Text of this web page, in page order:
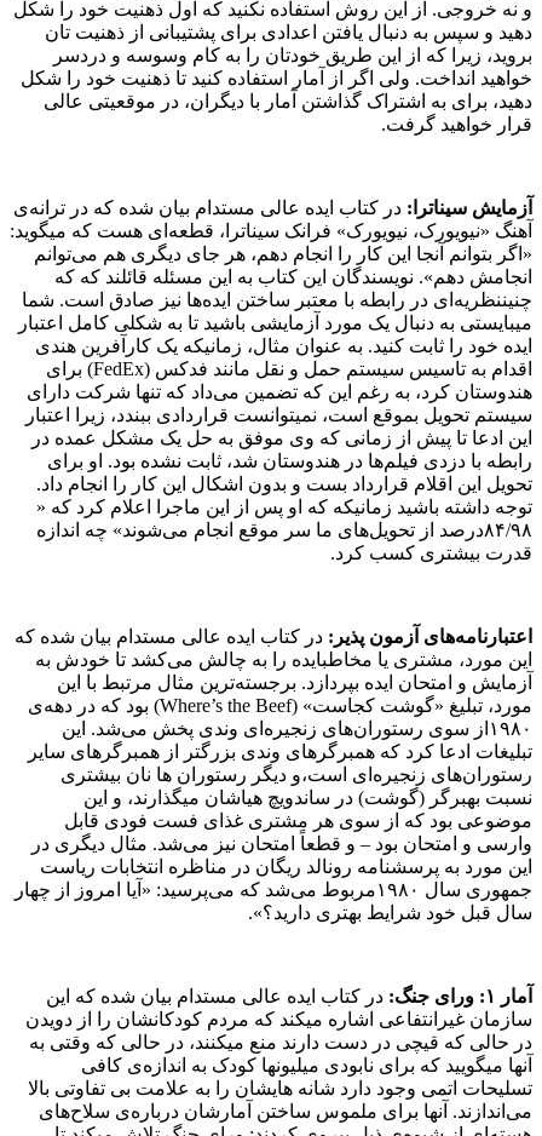
و نه خروجی. از این روش استفاده نکنید که اول ذهنیت خود را شکل
دهید و سپس به دنبال یافتن اعدادی برای پشتیبانی از ذهنیت­ تان
بروید، زیرا که از این طریق خودتان را به کام وسوسه و دردسر
خواهید انداخت. ولی اگر از آمار استفاده کنید تا ذهنیت­ خود را شکل
دهید، برای به اشتراک گذاشتن آمار با دیگران، در موقعیتی عالی
قرار خواهید گرفت.
آزمایش سیناترا : در کتاب ایده عالی مستدام بیان شده که در ترانه­‌ی
آهنگ «نیویورک، نیویورک» فرانک سیناترا، قطعه‌­ای هست که می­گوید:
«اگر بتوانم آنجا این کار را انجام دهم، هر جای دیگری هم می­‌توانم
انجامش دهم». نویسندگان این کتاب به این مسئله قائلند که که
چنیننظریه‌ای در رابطه با معتبر ساختن ایده­‌ها نیز صادق است. شما
می­بایستی به دنبال یک مورد آزمایشی باشید تا به شکلی کامل اعتبار
ایده خود را ثابت کنید. به عنوان مثال، زمانیکه یک کارآفرین هندی
اقدام به تاسیس سیستم حمل و نقل مانند فدکس (FedEx) برای
هندوستان کرد، به رغم این که تضمین می­‌داد که تنها شرکت دارای
سیستم تحویل بموقع است، نمی­توانست قراردادی ببندد، زیرا اعتبار
این ادعا تا پیش از زمانی که وی موفق به حل یک مشکل عمده در
رابطه با دزدی فیلم‌­ها در هندوستان شد، ثابت نشده بود. او برای
تحویل این اقلام قرارداد بست و بدون اشکال این کار را انجام داد.
توجه داشته باشید زمانیکه که او پس از این ماجرا اعلام کرد که «
۸۴/۹۸درصد از تحویل­‌های ما سر موقع انجام می­‌شوند» چه اندازه
قدرت بیشتری کسب کرد.
اعتبارنامه‌­های آزمون پذیر : در کتاب ایده عالی مستدام بیان شده که
این مورد، مشتری یا مخاطبایده را به چالش می­‌کشد تا خودش به
آزمایش و امتحان ایده بپردازد. برجسته‌­ترین مثال مرتبط با این
مورد، تبلیغ «گوشت کجاست» (Where’s the Beef) بود که در دهه‌­ی
۱۹۸۰از سوی رستوران­‌های زنجیره­‌ای وندی پخش می‌­شد. این
تبلیغات ادعا کرد که همبرگرهای وندی بزرگتر از همبرگرهای سایر
رستوران‌­های زنجیر‌ه‌­ای است،و دیگر رستوران ها نان بیشتری
نسبت بهبرگر (گوشت) در ساندویچ­ هیاشان می­گذارند، و این
موضوعی بود که از سوی هر مشتری غذای فست­ فودی قابل
وارسی و امتحان بود – و قطعاً امتحان نیز می­‌شد. مثال دیگری در
این مورد به پرسشنامه­ رونالد ریگان در مناظره­ انتخابات ریاست
جمهوری سال ۱۹۸۰مربوط می­‌شد که می‌­پرسید: «آیا امروز از چهار
سال قبل خود شرایط بهتری دارید؟».
آمار ۱: ورای جنگ: در کتاب ایده عالی مستدام بیان شده که این
سازمان غیرانتفاعی اشاره می­کند که مردم کودکانشان را از دویدن
در حالی که قیچی در دست دارند منع می­کنند، در حالی که وقتی به
آن­ها می­گویید که برای نابودی میلیون­ها کودک به اندازه­‌ی کافی
تسلیحات اتمی وجود دارد شانه هایشان را به علامت بی تفاوتی بالا
می­‌اندازند. آن­ها برای ملموس ساختن آمارشان درباره­‌ی سلاح‌­های